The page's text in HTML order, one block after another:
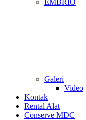
EMBRIO
Galeri
Video
Kontak
Rental Alat
Conserve MDC